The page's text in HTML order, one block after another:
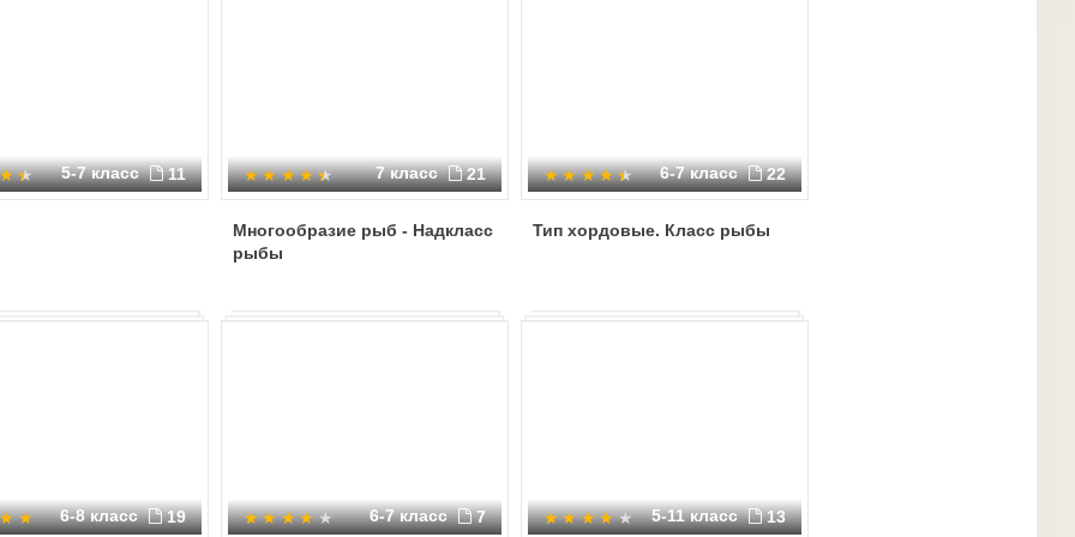
5-7 класс 11 7 класс 21
Многообразие рыб - Надкласс
рыбы
6-7 класс 22
Тип хордовые. Класс рыбы
6-8 класс 19 6-7 класс 7 5-11 класс 13